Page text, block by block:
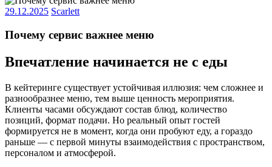
29.12.2025 Scarlett
Почему сервис важнее меню
Впечатление начинается не с еды
В кейтеринге существует устойчивая иллюзия: чем сложнее и
разнообразнее меню, тем выше ценность мероприятия.
Клиенты часами обсуждают состав блюд, количество
позиций, формат подачи. Но реальный опыт гостей
формируется не в момент, когда они пробуют еду, а гораздо
раньше — с первой минуты взаимодействия с пространством,
персоналом и атмосферой.